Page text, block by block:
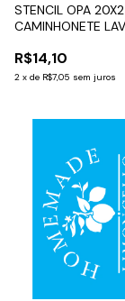
STENCIL OPA
CAMINHONETE
R$14,10
2 x de R$7,05 sem juros